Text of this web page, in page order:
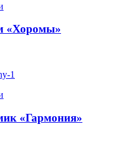
«Хоромы»
«Гармония»